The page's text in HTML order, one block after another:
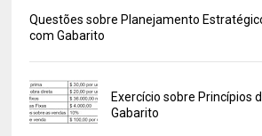
Questões sobre Planejamento
com Gabarito
Exercício sobre Princípios
Gabarito